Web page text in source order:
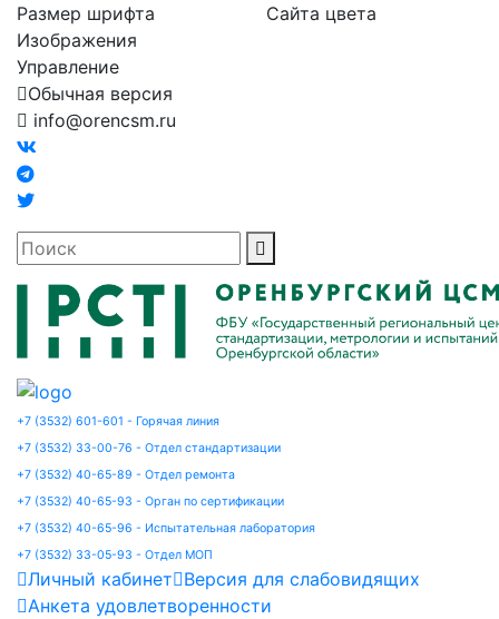
Размер шрифта
Сайта цвета
Изображения
Управление
Обычная версия
info@orencsm.ru
+7 (3532) 601-601 - Горячая линия
+7 (3532) 33-00-76 - Отдел стандартизации
+7 (3532) 40-65-89 - Отдел ремонта
+7 (3532) 40-65-93 - Орган по сертификации
+7 (3532) 40-65-96 - Испытательная лаборатория
+7 (3532) 33-05-93 - Отдел МОП
Личный кабинет Версия для слабовидящих
Анкета удовлетворенности